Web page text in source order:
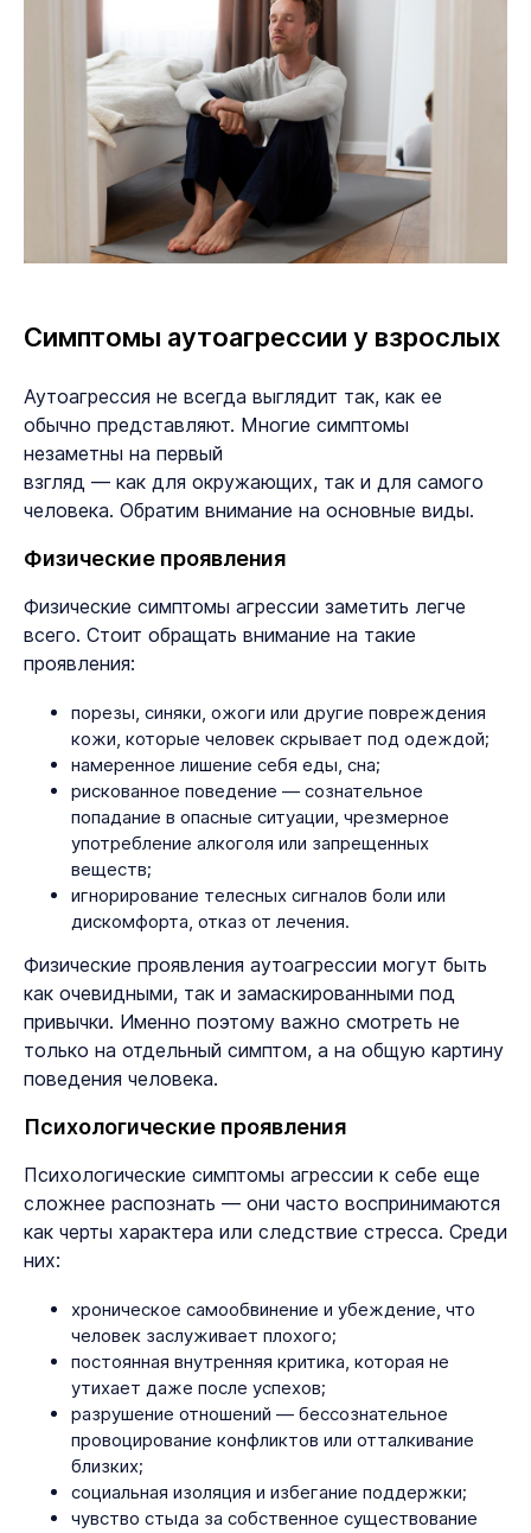
Симптомы аутоагрессии у взрослых
Аутоагрессия не всегда выглядит так, как ее
обычно представляют. Многие симптомы
незаметны на первый
взгляд — как для окружающих, так и для самого
человека. Обратим внимание на основные виды.
Физические проявления
Физические симптомы агрессии заметить легче
всего. Стоит обращать внимание на такие
проявления:
порезы, синяки, ожоги или другие повреждения
кожи, которые человек скрывает под одеждой;
намеренное лишение себя еды, сна;
рискованное поведение — сознательное
попадание в опасные ситуации, чрезмерное
употребление алкоголя или запрещенных
веществ;
игнорирование телесных сигналов боли или
дискомфорта, отказ от лечения.
Физические проявления аутоагрессии могут быть
как очевидными, так и замаскированными под
привычки. Именно поэтому важно смотреть не
только на отдельный симптом, а на общую картину
поведения человека.
Психологические проявления
Психологические симптомы агрессии к себе еще
сложнее распознать — они часто воспринимаются
как черты характера или следствие стресса. Среди
них:
хроническое самообвинение и убеждение, что
человек заслуживает плохого;
постоянная внутренняя критика, которая не
утихает даже после успехов;
разрушение отношений — бессознательное
провоцирование конфликтов или отталкивание
близких;
социальная изоляция и избегание поддержки;
чувство стыда за собственное существование